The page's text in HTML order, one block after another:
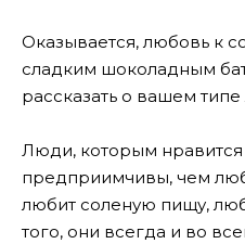
Оказывается, любовь к
сладким шоколадным
рассказать о вашем типе
Люди, которым
предприимчивы, чем
любит соленую пищу,
того, они всегда и во